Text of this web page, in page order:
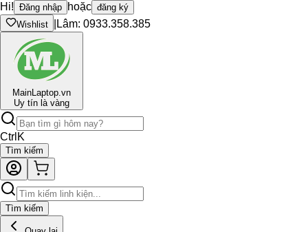
Hi! Đăng nhập hoặc đăng ký
Wishlist
Lâm: 0933.358.385
MainLaptop.vn
Uy tín là vàng
Ctrl K
Tìm kiếm
Tìm kiếm